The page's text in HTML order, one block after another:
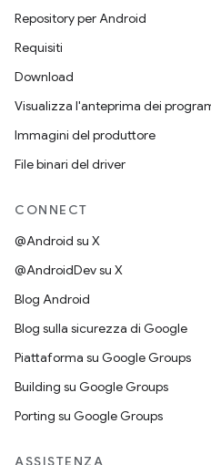
Repository per Android
Requisiti
Download
Visualizza l'anteprima dei
Immagini del produttore
File binari del driver
CONNECT
@Android su X
@AndroidDev su X
Blog Android
Blog sulla sicurezza di Google
Piattaforma su Google Groups
Building su Google Groups
Porting su Google Groups
ASSISTENZA